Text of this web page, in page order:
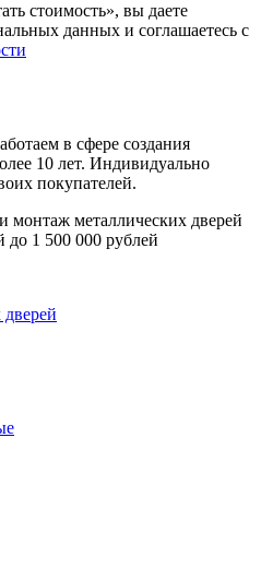
стоимость», вы даете
данных и соглашаетесь с
в сфере создания
10 лет. Индивидуально
покупателей.
монтаж металлических дверей
до 1 500 000 рублей
дверей